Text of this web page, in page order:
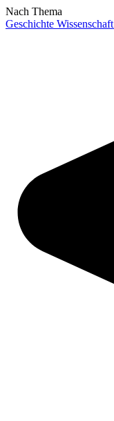
Nach Thema
Geschichte Wissenschaft